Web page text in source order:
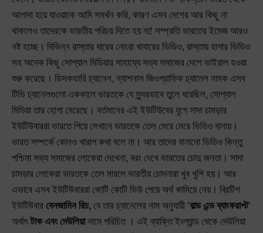
আলাদা হয়ে যাওয়াকে আমি সমর্থন করি, কারণ এসব দেশের আর কিছু না
থাকলেও তাদেরকে ভারতীয় পরিচয় দিতে হয় না! সম্প্রতি ভারতের ইমেজ আরও
নষ্ট হচ্ছে। বিভিন্ন রাস্তার ধারের নোংরা খাবারের ভিডিও, রাস্তায় হাগার ভিডিও
সহ অনেক কিছু সোশ্যাল মিডিয়ার সাহায্যে সভ্য সমাজের দেশে ভাইরাল হওয়া
শুরু করেছে। ডিসকভারি চ্যানেল, ন্যাশনাল জিওগ্রাফিক চ্যানেল নামক এসব
টিভি চ্যানেলগুলো এককালে ভারতকে যে সুন্দরভাবে তুলে ধরেছিল, সোশ্যাল
মিডিয়া তার হোগা মেরেছে। বর্তমানের এই ইউটিউবের যুগে সাদা চামড়ার
ইউটিউবাররা ভারতে গিয়ে সেখানে ভারতকে তেল মেরে মেরে ভিডিও বানায়।
ভারত সম্পর্কে কোনও খারাপ কথা বলে না। আর তাদের বানানো ভিডিও কিন্তু
পশ্চিমা সভ্য সমাজের লোকেরা দেখেনা, বরং দেখে ভারতের চোদু জনতা। সাদা
চামড়ার লোকেরা ভারতকে তেল মারলে ভারতীয় চোদনারা খুব খুশি হয়। আর
এভাবে এসব ইউটিউবাররা কোটি কোটি ভিউ পেয়ে অর্থ কামিয়ে নেয়। ব্রিটিশ
ইউটিউবার বেনজামিন রিচ, যে তার চ্যানেলের নাম অনুযায়ী 'বাল্ড এন্ড ব্যাংকরাপ্ট'
অর্থাৎটাক এবং দেউলিয়ানামে পরিচিত । এই ব্যাক্তি ইংল্যান্ড থেকে দেউলিয়া